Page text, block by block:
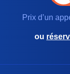
Prix d’un
ou